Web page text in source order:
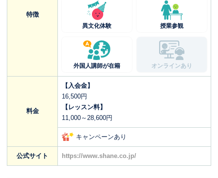
特徴
異文化体験 授業参観
外国人講師が在籍 オンラインあり
料金
【入会金】
16,500円
【レッスン料】
11,000～28,600円
キャンペーンあり
公式サイト https://www.shane.co.jp/